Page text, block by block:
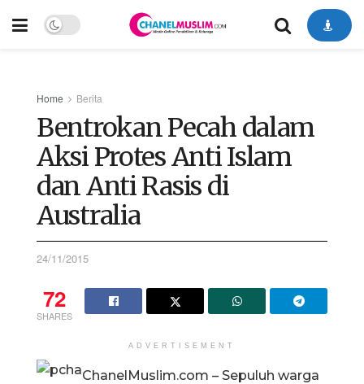
Home Berita
Bentrokan Pecah dalam
Aksi Protes Anti Islam
dan Anti Rasis di
Australia
24/11/2015
72
SHARES
ADVERTISEMENT
ChanelMuslim.com – Sepuluh warga